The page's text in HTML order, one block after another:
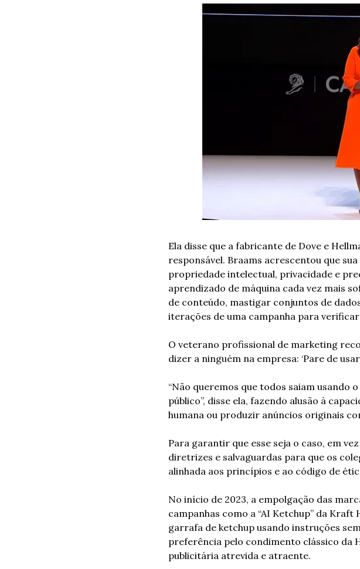
Ela disse que a fabricante de Dove e
responsável. Braams acrescentou que
propriedade intelectual, privacidade e
aprendizado de máquina cada vez mais
de conteúdo, mastigar conjuntos de
iterações de uma campanha para
O veterano profissional de marketing
dizer a ninguém na empresa: ‘Pare de
“Não queremos que todos saiam usando
público”, disse ela, fazendo alusão à
humana ou produzir anúncios originais
Para garantir que esse seja o caso, em
diretrizes e salvaguardas para que os
alinhada aos princípios e ao código de
No início de 2023, a empolgação das
campanhas como a “AI Ketchup” da
garrafa de ketchup usando instruções
preferência pelo condimento clássico da
publicitária atrevida e atraente.